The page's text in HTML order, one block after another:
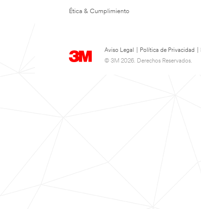
Ética & Cumplimiento
Aviso Legal Política de Privacidad
© 3M 2026. Derechos Reservados.